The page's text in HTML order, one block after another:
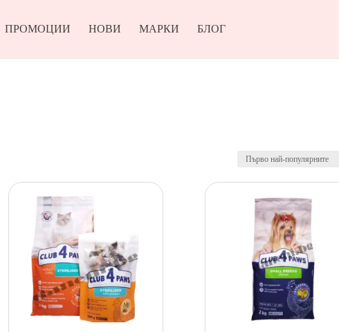
ПРОМОЦИИ НОВИ МАРКИ БЛОГ